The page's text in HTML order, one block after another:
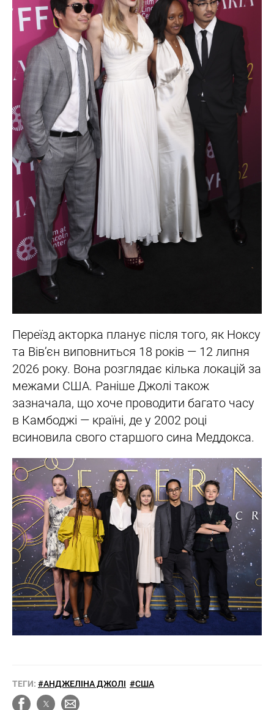
Переїзд акторка планує після того, як Ноксу
та Вів’єн виповниться 18 років — 12 липня
2026 року. Вона розглядає кілька локацій за
межами США. Раніше Джолі також
зазначала, що хоче проводити багато часу
в Камбоджі — країні, де у 2002 році
всиновила свого старшого сина Меддокса.
ТЕГИ: #АНДЖЕЛІНА ДЖОЛІ #США